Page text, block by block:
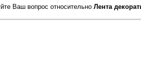
Ваш вопрос относительно Лента